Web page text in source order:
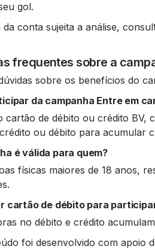
gol.
conta sujeita a análise,
frequentes sobre a
sobre os benefícios do
da campanha Entre em
cartão de débito ou crédito BV,
ou débito para acumular
é válida para quem?
físicas maiores de 18 anos,
cartão de débito para
no débito e crédito
foi desenvolvido com apoio